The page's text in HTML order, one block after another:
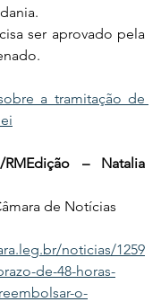
ser aprovado pela
a tramitação de
RMEdição – Natalia
de Notícias
noticias/1259
de-48-horas-
o-